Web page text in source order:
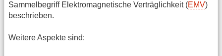
Sammelbegriff Elektromagnetische Verträglichkeit (EMV)
beschrieben.
Weitere Aspekte sind: